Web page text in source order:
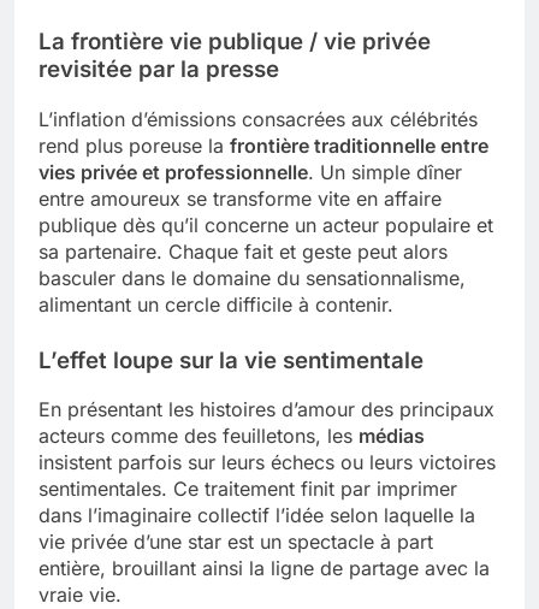
La frontière vie publique / vie privée
revisitée par la presse
L’inflation d’émissions consacrées aux célébrités
rend plus poreuse la frontière traditionnelle entre
vies privée et professionnelle. Un simple dîner
entre amoureux se transforme vite en affaire
publique dès qu’il concerne un acteur populaire et
sa partenaire. Chaque fait et geste peut alors
basculer dans le domaine du sensationnalisme,
alimentant un cercle difficile à contenir.
L’effet loupe sur la vie sentimentale
En présentant les histoires d’amour des principaux
acteurs comme des feuilletons, les médias
insistent parfois sur leurs échecs ou leurs victoires
sentimentales. Ce traitement finit par imprimer
dans l’imaginaire collectif l’idée selon laquelle la
vie privée d’une star est un spectacle à part
entière, brouillant ainsi la ligne de partage avec la
vraie vie.